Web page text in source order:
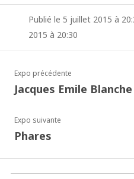
Publié le 5 juillet 2015 à
2015 à 20:30
Expo précédente
Jacques Emile Blanche
Expo suivante
Phares